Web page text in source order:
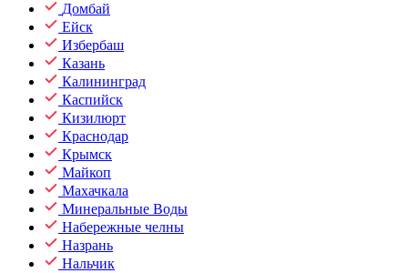
Домбай
Ейск
Избербаш
Казань
Калининград
Каспийск
Кизилюрт
Краснодар
Крымск
Майкоп
Махачкала
Минеральные Воды
Набережные челны
Назрань
Нальчик